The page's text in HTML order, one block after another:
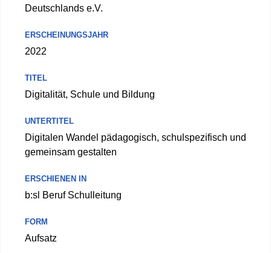
Deutschlands e.V.
ERSCHEINUNGSJAHR
2022
TITEL
Digitalität, Schule und Bildung
UNTERTITEL
Digitalen Wandel pädagogisch, schulspezifisch und
gemeinsam gestalten
ERSCHIENEN IN
b:sl Beruf Schulleitung
FORM
Aufsatz